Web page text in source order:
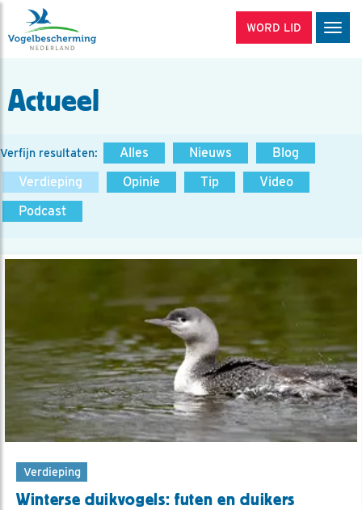
WORD LID
Actueel
Verfijn resultaten: Alles Nieuws
Blog
Verdieping
Opinie Tip
Video
Podcast
Verdieping
Winterse duikvogels: futen en duikers